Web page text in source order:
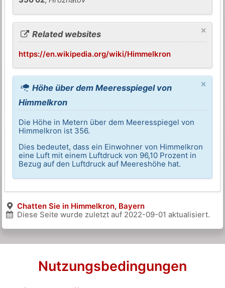
×
Related websites
https://en.wikipedia.org/wiki/Himmelkron
×
Höhe über dem Meeresspiegel von
Himmelkron
Die Höhe in Metern über dem Meeresspiegel von
Himmelkron ist 356.
Dies bedeutet, dass ein Einwohner von Himmelkron
eine Luft mit einem Luftdruck von 96,10 Prozent in
Bezug auf den Luftdruck auf Meereshöhe hat.
Chatten Sie in Himmelkron, Bayern
Diese Seite wurde zuletzt auf 2022-09-01 aktualisiert.
Nutzungsbedingungen